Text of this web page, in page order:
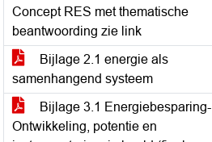
Concept RES met thematische
beantwoording zie link
Bijlage 2.1 energie als
samenhangend systeem
Bijlage 3.1 Energiebesparing-
Ontwikkeling, potentie en